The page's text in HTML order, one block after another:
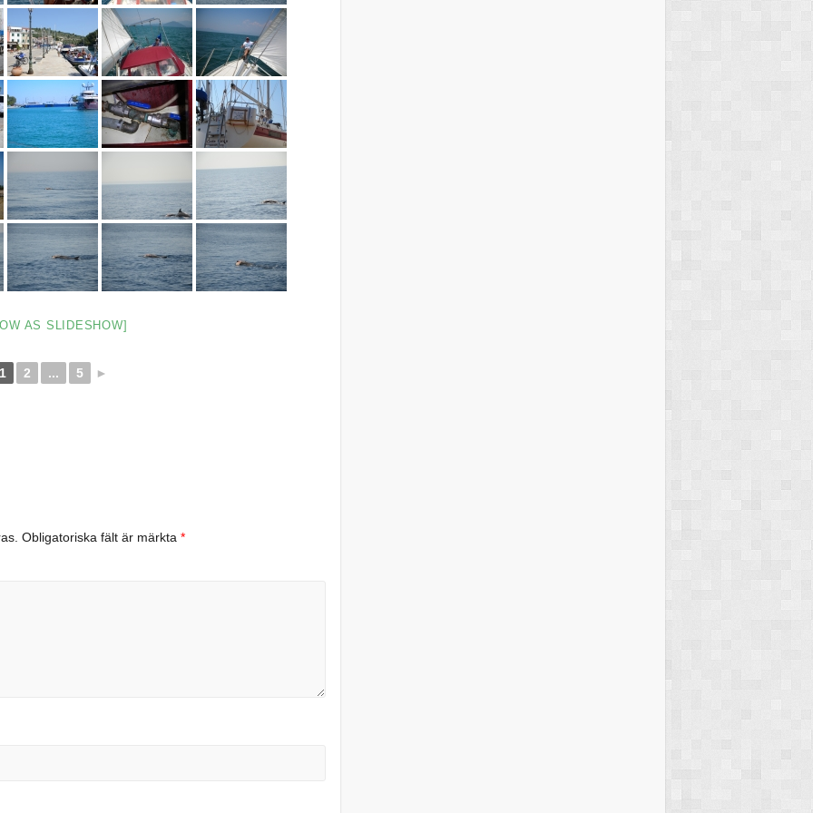
AS SLIDESHOW]
1 2 ... 5 ►
Obligatoriska fält är märkta*